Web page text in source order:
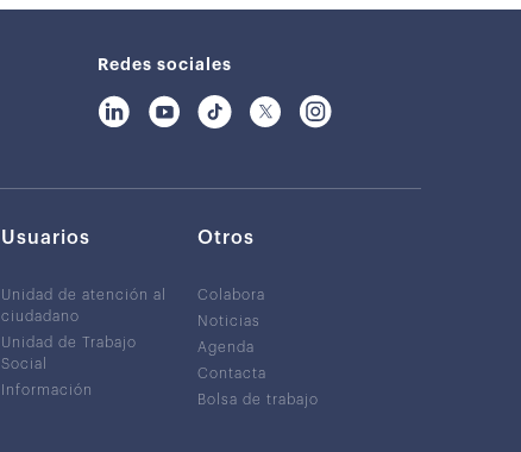
Redes sociales
Usuarios
Unidad de atención al
ciudadano
Unidad de Trabajo
Social
Información
Otros
Colabora
Noticias
Agenda
Contacta
Bolsa de trabajo